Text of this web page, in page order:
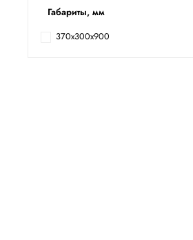
Габариты, мм
370х300х900